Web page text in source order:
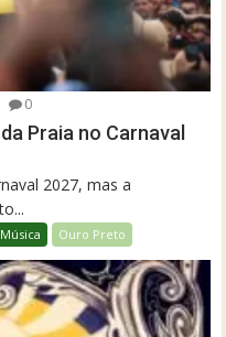
0
Praia no Carnaval
2027, mas a
Música Ouro Preto